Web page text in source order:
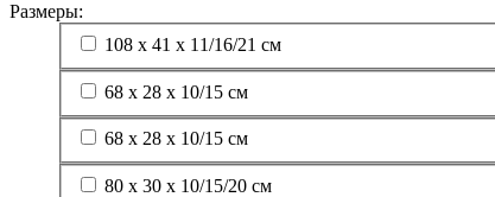
Размеры:
108 х 41 х 11/16/21 см
68 х 28 х 10/15 см
68 x 28 x 10/15 см
80 х 30 х 10/15/20 см